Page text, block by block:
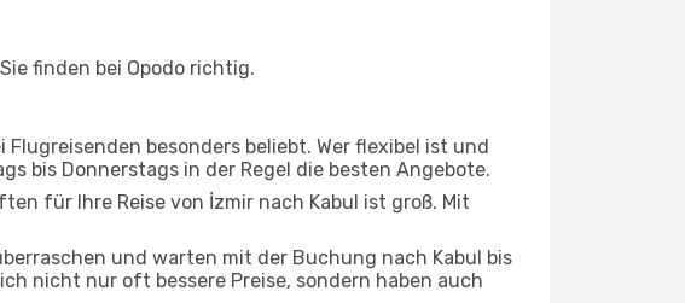
finden bei Opodo richtig.
besonders beliebt. Wer flexibel ist und
bis Donnerstags in der Regel die besten Angebote.
für Ihre Reise von İzmir nach Kabul ist groß. Mit
und warten mit der Buchung nach Kabul bis
nicht nur oft bessere Preise, sondern haben auch